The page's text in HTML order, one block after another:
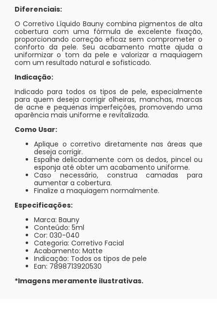
Diferenciais:
O Corretivo Líquido Bauny combina pigmentos de alta
cobertura com uma fórmula de excelente fixação,
proporcionando correção eficaz sem comprometer o
conforto da pele. Seu acabamento matte ajuda a
uniformizar o tom da pele e valorizar a maquiagem
com um resultado natural e sofisticado.
Indicação:
Indicado para todos os tipos de pele, especialmente
para quem deseja corrigir olheiras, manchas, marcas
de acne e pequenas imperfeições, promovendo uma
aparência mais uniforme e revitalizada.
Como Usar:
Aplique o corretivo diretamente nas áreas que
deseja corrigir.
Espalhe delicadamente com os dedos, pincel ou
esponja até obter um acabamento uniforme.
Caso necessário, construa camadas para
aumentar a cobertura.
Finalize a maquiagem normalmente.
Especificações:
Marca: Bauny
Conteúdo: 5ml
Cor: 030-040
Categoria: Corretivo Facial
Acabamento: Matte
Indicação: Todos os tipos de pele
Ean: 7898713920530
*Imagens meramente ilustrativas.